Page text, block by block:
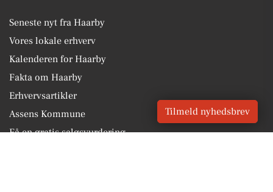
Seneste nyt fra Haarby
Vores lokale erhverv
Kalenderen for Haarby
Fakta om Haarby
Erhvervsartikler
Assens Kommune
Få en gratis salgsvurdering
Tilmeld nyhedsbrev